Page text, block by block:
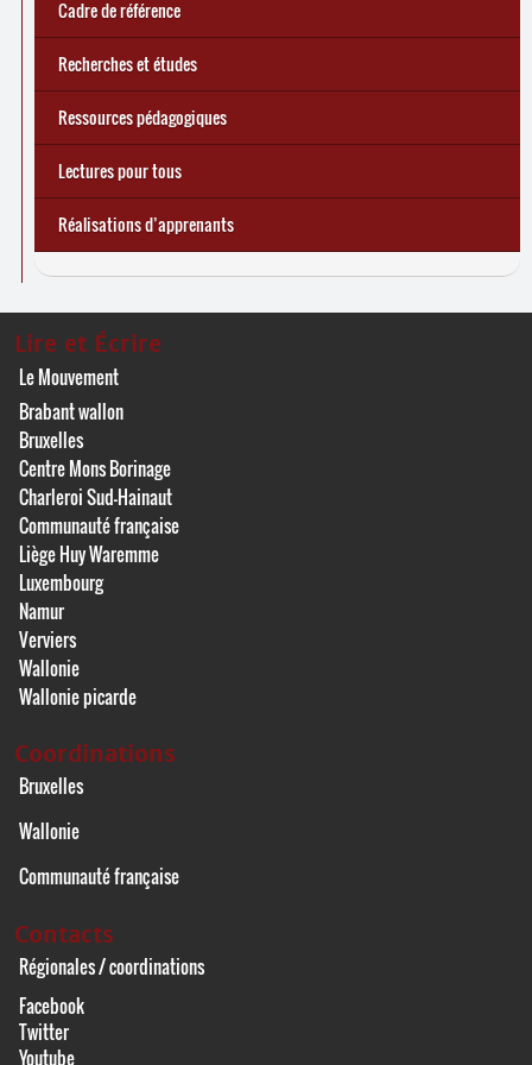
Cadre de référence
Recherches et études
Ressources pédagogiques
Lectures pour tous
Réalisations d’apprenants
Lire et Écrire
Le Mouvement
Brabant wallon
Bruxelles
Centre Mons Borinage
Charleroi Sud-Hainaut
Communauté française
Liège Huy Waremme
Luxembourg
Namur
Verviers
Wallonie
Wallonie picarde
Coordinations
Bruxelles
Wallonie
Communauté française
Contacts
Régionales / coordinations
Facebook
Twitter
Youtube